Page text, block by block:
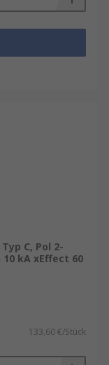
C, Pol 2-
kA xEffect 60
133,60 €/Stück